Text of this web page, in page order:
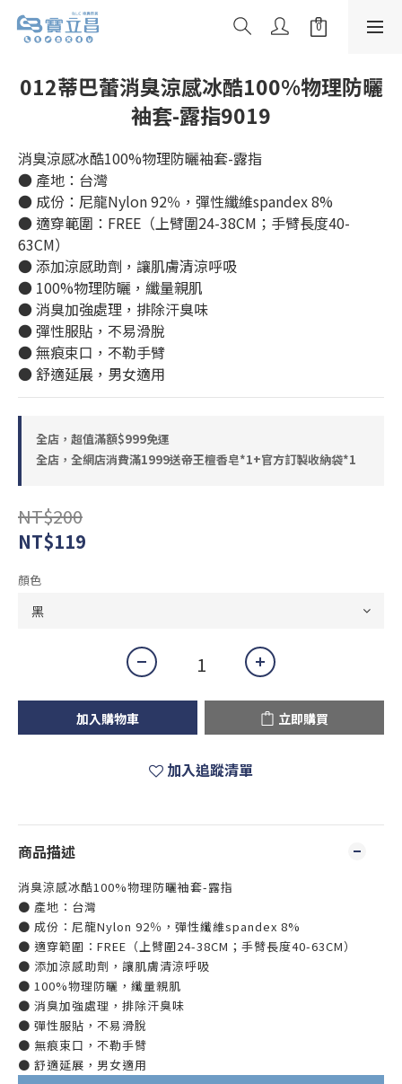
012蒂巴蕾消臭涼感冰酷100%物理防曬
袖套-露指9019
消臭涼感冰酷100%物理防曬袖套-露指
● 產地：台灣
● 成份：尼龍Nylon 92％，彈性纖維spandex 8%
● 適穿範圍：FREE（上臂圍24-38CM；手臂長度40-
63CM）
● 添加涼感助劑，讓肌膚清涼呼吸
● 100%物理防曬，纖量親肌
● 消臭加強處理，排除汗臭味
● 彈性服貼，不易滑脫
● 無痕束口，不勒手臂
● 舒適延展，男女適用
全店，超值滿額$999免運
全店，全網店消費滿1999送帝王檀香皂*1+官方訂製收納袋*1
NT$200
NT$119
顏色
加入購物車 立即購買
加入追蹤清單
商品描述
消臭涼感冰酷100%物理防曬袖套-露指
● 產地：台灣
● 成份：尼龍Nylon 92％，彈性纖維spandex 8%
● 適穿範圍：FREE（上臂圍24-38CM；手臂長度40-63CM）
● 添加涼感助劑，讓肌膚清涼呼吸
● 100%物理防曬，纖量親肌
● 消臭加強處理，排除汗臭味
● 彈性服貼，不易滑脫
● 無痕束口，不勒手臂
● 舒適延展，男女適用